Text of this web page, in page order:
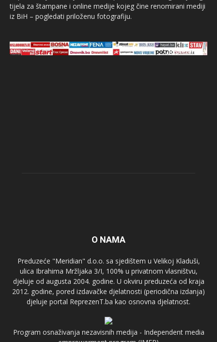
tijela za štampane i online medije kojeg čine renomirani mediji
iz BiH – pogledati priloženu fotografiju.
O NAMA
Preduzeće "Meridian" d.o.o. sa sjedištem u Velikoj Kladuši,
ulica Ibrahima Mržljaka 3/I, 100% u privatnom vlasništvu,
djeluje od augusta 2004. godine. U okviru preduzeća od kraja
2012. godine, pored izdavačke djelatnosti (periodična izdanja)
djeluje portal ReprezenT.ba kao osnovna djelatnost.
Program osnaživanja nezavisnih medija - Independent media